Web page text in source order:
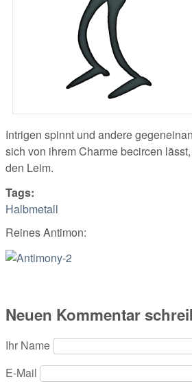
Intrigen spinnt und andere
sich von ihrem Charme becircen
den Leim.
Tags:
Halbmetall
Reines Antimon:
Neuen Kommentar
Ihr Name
E-Mail